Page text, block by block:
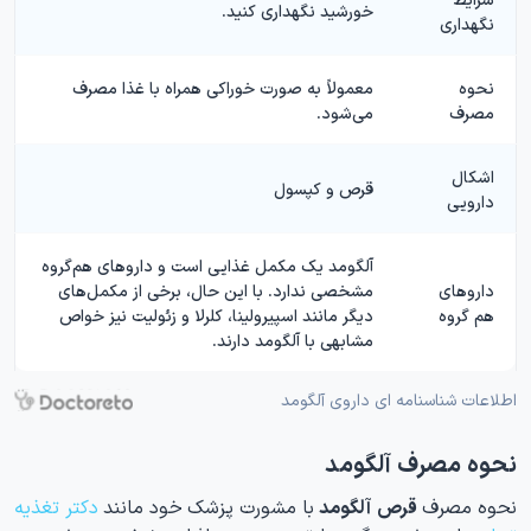
نگهداری
خورشید نگهداری کنید.
نحوه
مصرف
معمولاً به صورت خوراکی همراه با غذا مصرف
می‌شود.
اشکال
دارویی
قرص و کپسول
داروهای
هم گروه
آلگومد یک مکمل غذایی است و داروهای هم‌گروه
مشخصی ندارد. با این حال، برخی از مکمل‌های
دیگر مانند اسپیرولینا، کلرلا و زئولیت نیز خواص
مشابهی با آلگومد دارند.
اطلاعات شناسنامه ای داروی آلگومد
نحوه مصرف آلگومد
نحوه مصرف قرص آلگومدبا مشورت پزشک خود مانند دکتر تغذیه